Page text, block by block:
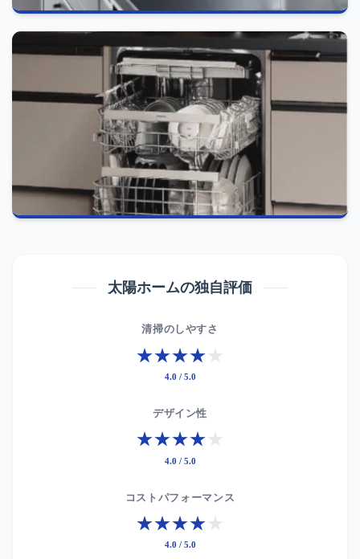
太陽ホームの独自評価
清掃のしやすさ
★★★★★
4.0 / 5.0
デザイン性
★★★★★
4.0 / 5.0
コストパフォーマンス
★★★★★
4.0 / 5.0